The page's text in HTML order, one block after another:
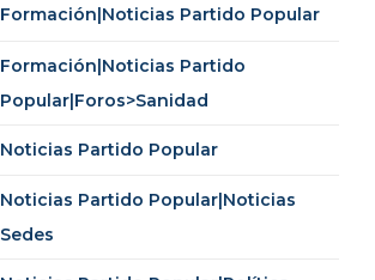
Formación|Noticias Partido Popular
Formación|Noticias Partido
Popular|Foros>Sanidad
Noticias Partido Popular
Noticias Partido Popular|Noticias
Sedes